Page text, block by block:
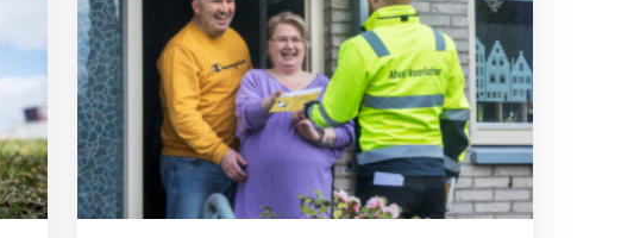
Voorlichting
over
afval
aan
de